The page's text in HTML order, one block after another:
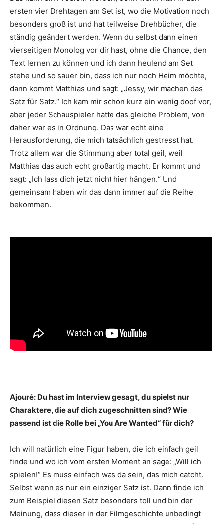
ersten vier Drehtagen am Set ist, wo die Motivation noch
besonders groß ist und hat teilweise Drehbücher, die
ständig geändert werden. Wenn du selbst dann einen
vierseitigen Monolog vor dir hast, ohne die Chance, den
Text lernen zu können und ich dann heulend am Set
stehe und so sauer bin, dass ich nur noch Heim möchte,
dann kommt Matthias und sagt: „Jessy, wir machen das
Satz für Satz.“ Ich kam mir schon kurz ein wenig doof vor,
aber jeder Schauspieler hatte das gleiche Problem, von
daher war es in Ordnung. Das war echt eine
Herausforderung, die mich tatsächlich gestresst hat.
Trotz allem war die Stimmung aber total geil, weil
Matthias das auch echt großartig macht. Er kommt und
sagt: „Ich lass dich jetzt nicht hier hängen.“ Und
gemeinsam haben wir das dann immer auf die Reihe
bekommen.
Ajouré: Du hast im Interview gesagt, du spielst nur
Charaktere, die auf dich zugeschnitten sind? Wie
passend ist die Rolle bei „You Are Wanted“ für dich?
Ich will natürlich eine Figur haben, die ich einfach geil
finde und wo ich vom ersten Moment an sage: „Will ich
spielen!“ Es muss einfach was da sein, das mich catcht.
Selbst wenn es nur ein einziger Satz ist. Dann finde ich
zum Beispiel diesen Satz besonders toll und bin der
Meinung, dass dieser in der Filmgeschichte unbedingt